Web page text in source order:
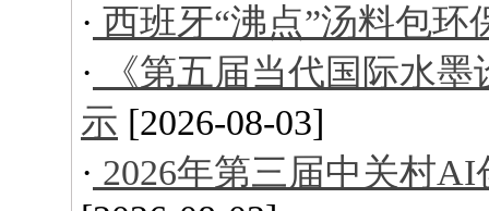
· 西班牙“沸点”汤料包环
· 《第五届当代国际水
示 [2026-08-03]
· 2026年第三届中关村